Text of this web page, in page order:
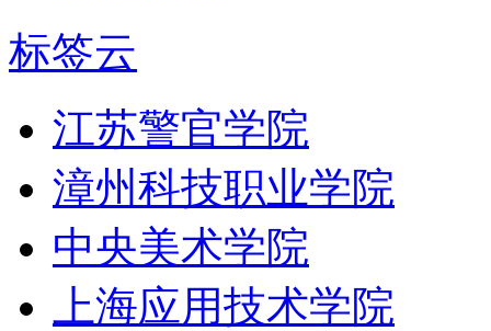
标签云
江苏警官学院
漳州科技职业学院
中央美术学院
上海应用技术学院